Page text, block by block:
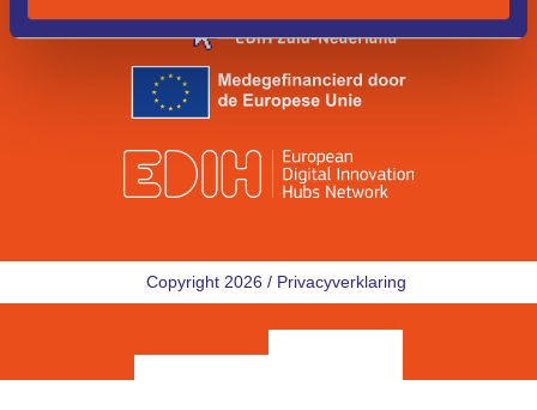
Copyright 2026 / Privacyverklaring